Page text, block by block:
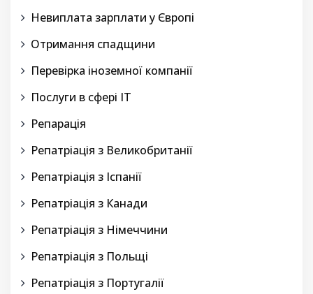
Невиплата зарплати у Європі
Отримання спадщини
Перевірка іноземної компанії
Послуги в сфері IT
Репарація
Репатріація з Великобританії
Репатріація з Іспанії
Репатріація з Канади
Репатріація з Німеччини
Репатріація з Польщі
Репатріація з Португалії